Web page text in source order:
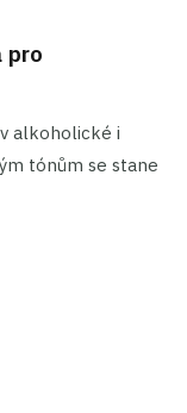
pro
alkoholické i
tónům se stane